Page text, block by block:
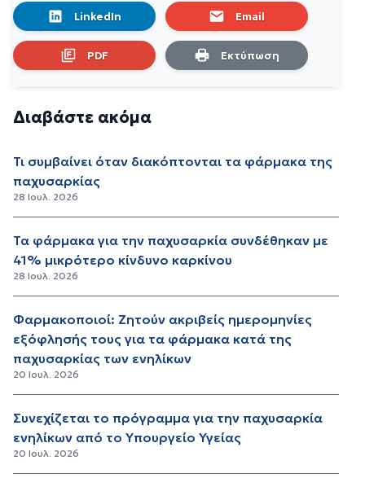
LinkedIn Email
PDF Εκτύπωση
Διαβάστε ακόμα
Τι συμβαίνει όταν διακόπτονται τα φάρμακα της
παχυσαρκίας
28 Ιουλ. 2026
Τα φάρμακα για την παχυσαρκία συνδέθηκαν με
41% μικρότερο κίνδυνο καρκίνου
28 Ιουλ. 2026
Φαρμακοποιοί: Ζητούν ακριβείς ημερομηνίες
εξόφλησής τους για τα φάρμακα κατά της
παχυσαρκίας των ενηλίκων
20 Ιουλ. 2026
Συνεχίζεται το πρόγραμμα για την παχυσαρκία
ενηλίκων από το Υπουργείο Υγείας
20 Ιουλ. 2026